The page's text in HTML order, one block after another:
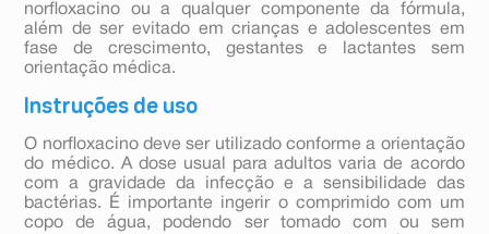
norfloxacino ou a qualquer componente da fórmula,
além de ser evitado em crianças e adolescentes em
fase de crescimento, gestantes e lactantes sem
orientação médica.
Instruções de uso
O norfloxacino deve ser utilizado conforme a orientação
do médico. A dose usual para adultos varia de acordo
com a gravidade da infecção e a sensibilidade das
bactérias. É importante ingerir o comprimido com um
copo de água, podendo ser tomado com ou sem